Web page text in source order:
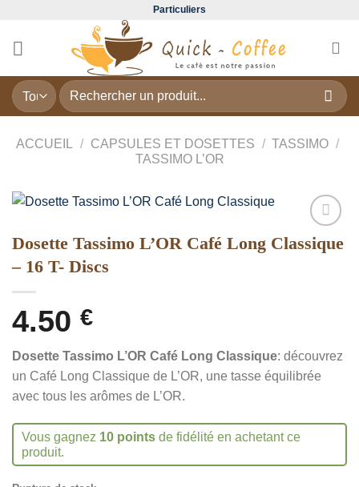
Particuliers
Recherche
pour :
ACCUEIL / CAPSULES ET DOSETTES / TASSIMO /
TASSIMO L’OR
Add to
wishlist
Dosette Tassimo L’OR Café Long Classique
– 16 T- Discs
4.50 €
Dosette Tassimo L’OR Café Long Classique: découvrez
un Café Long Classique de L’OR, une tasse équilibrée
avec tous les arômes de L’OR.
Vous gagnez 10 points de fidélité en achetant ce
produit.